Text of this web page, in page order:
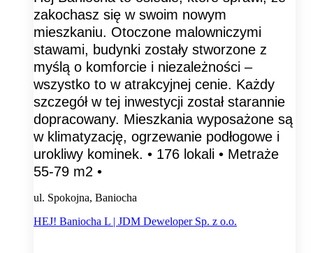
zakochasz się w swoim nowym
mieszkaniu. Otoczone malowniczymi
stawami, budynki zostały stworzone z
myślą o komforcie i niezależności –
wszystko to w atrakcyjnej cenie. Każdy
szczegół w tej inwestycji został starannie
dopracowany. Mieszkania wyposażone są
w klimatyzację, ogrzewanie podłogowe i
urokliwy kominek. • 176 lokali • Metraże
55-79 m2 •
ul. Spokojna, Baniocha
HEJ! Baniocha L | JDM Deweloper Sp. z o.o.